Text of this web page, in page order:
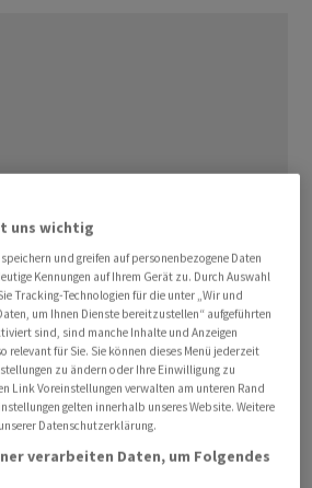
Zulieferer den deutschen
Rat geben dürfte, wäre dies, die
sehr ernst zu nehmen und
Strategien zu entwickeln",
uns wichtig
und greifen auf personenbezogene Daten
Kennungen auf Ihrem Gerät zu. Durch Auswahl
Tracking-Technologien für die unter „Wir und
um Ihnen Dienste bereitzustellen“ aufgeführten
sind, sind manche Inhalte und Anzeigen
relevant für Sie. Sie können dieses Menü jederzeit
zu ändern oder Ihre Einwilligung zu
Link Voreinstellungen verwalten am unteren Rand
gelten innerhalb unseres Website. Weitere
Datenschutzerklärung.
verarbeiten Daten, um Folgendes